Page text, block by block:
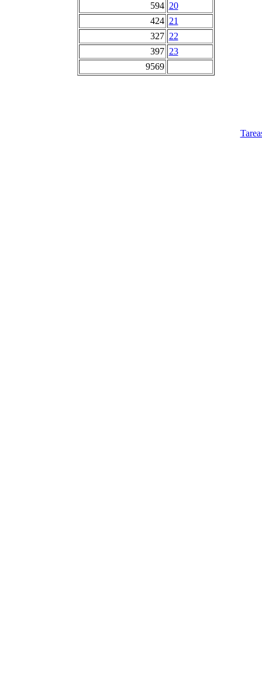
594 20
424 21
327 22
397 23
9569